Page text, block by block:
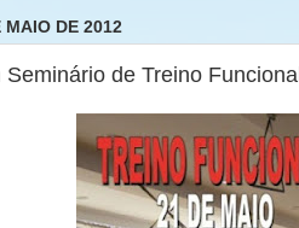
MAIO DE 2012
de Treino Funcional